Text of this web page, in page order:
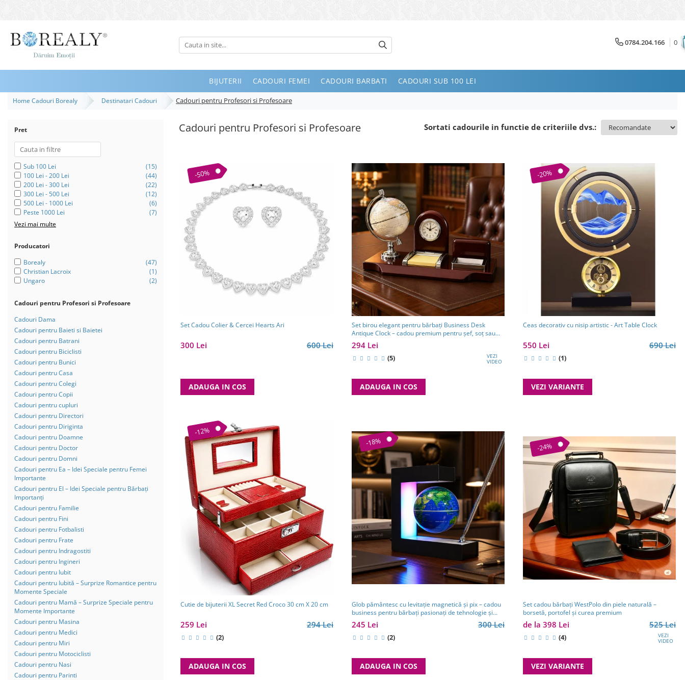
Bijuterii
Inele
Bratari
Seturi
Brose
Tiare
Destinatari
Bijuterii Femei
Bijuterii Copii
Bijuterii Mirese
Selectii
Reduceri
Cele mai noi
Cele mai votate
Cu video
Pret
0 Lei - 100 Lei
100 Lei - 200 Lei
200 Lei - 300 Lei
300 Lei - 500 Lei
500 Lei - 1000 Lei
1000 Lei +
0784.204.166 0
BIJUTERII CADOURI FEMEI CADOURI BARBATI CADOURI SUB 100 LEI
Home Cadouri Borealy Destinatari Cadouri Cadouri pentru Profesori si Profesoare
Cadouri pentru Profesori si Profesoare Sortati cadourile in functie de criteriile dvs.:
Pret
Sub 100 Lei
(15)
100 Lei - 200 Lei
(44)
200 Lei - 300 Lei
(22)
300 Lei - 500 Lei
(12)
500 Lei - 1000 Lei
(6)
Peste 1000 Lei
(7)
Vezi mai multe
Producatori
Borealy
(47)
Christian Lacroix
(1)
Ungaro
(2)
Cadouri pentru Profesori si Profesoare
Cadouri Dama
Cadouri pentru Baieti si Baietei
Cadouri pentru Batrani
Cadouri pentru Biciclisti
Cadouri pentru Bunici
Cadouri pentru Casa
Cadouri pentru Colegi
Cadouri pentru Copii
Cadouri pentru cupluri
Cadouri pentru Directori
Cadouri pentru Diriginta
Cadouri pentru Doamne
Cadouri pentru Doctor
Cadouri pentru Domni
Cadouri pentru Ea – Idei Speciale pentru Femei
Importante
Cadouri pentru El – Idei Speciale pentru Bărbați
Importanți
Cadouri pentru Familie
Cadouri pentru Fini
Cadouri pentru Fotbalisti
Cadouri pentru Frate
Cadouri pentru Indragostiti
Cadouri pentru Ingineri
Cadouri pentru Iubit
Cadouri pentru Iubită – Surprize Romantice pentru
Momente Speciale
Cadouri pentru Mamă – Surprize Speciale pentru
Momente Importante
Cadouri pentru Masina
Cadouri pentru Medici
Cadouri pentru Miri
Cadouri pentru Motociclisti
Cadouri pentru Nasi
Cadouri pentru Parinti
-50%
Set Cadou Colier & Cercei Hearts Ari
600 Lei
300 Lei
ADAUGA IN COS
Set birou elegant pentru bărbați Business Desk
Antique Clock – cadou premium pentru șef, soț sau
partener de afaceri
294 Lei
(5) VEZI
VIDEO
ADAUGA IN COS
-20%
Ceas decorativ cu nisip artistic - Art Table Clock
690 Lei
550 Lei
(1)
VEZI VARIANTE
-12%
Cutie de bijuterii XL Secret Red Croco 30 cm X 20 cm
294 Lei
259 Lei
(2)
ADAUGA IN COS
-18%
Glob pământesc cu levitație magnetică și pix – cadou
business pentru bărbați pasionați de tehnologie și
călătorii
300 Lei
245 Lei
(2)
ADAUGA IN COS
-24%
Set cadou bărbați WestPolo din piele naturală –
borsetă, portofel și curea premium
525 Lei
de la 398 Lei
(4) VEZI
VIDEO
VEZI VARIANTE